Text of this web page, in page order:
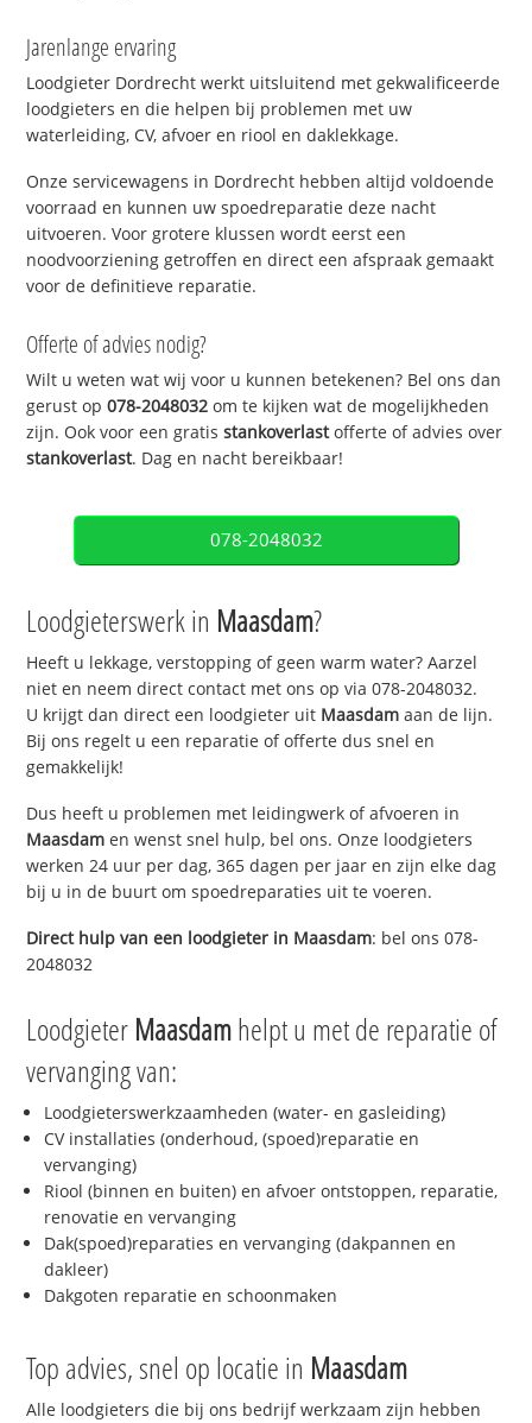
Jarenlange ervaring
Loodgieter Dordrecht werkt uitsluitend met gekwalificeerde
loodgieters en die helpen bij problemen met uw
waterleiding, CV, afvoer en riool en daklekkage.
Onze servicewagens in Dordrecht hebben altijd voldoende
voorraad en kunnen uw spoedreparatie deze nacht
uitvoeren. Voor grotere klussen wordt eerst een
noodvoorziening getroffen en direct een afspraak gemaakt
voor de definitieve reparatie.
Offerte of advies nodig?
Wilt u weten wat wij voor u kunnen betekenen? Bel ons dan
gerust op078-2048032 om te kijken wat de mogelijkheden
zijn. Ook voor een gratisstankoverlastofferte of advies over
stankoverlast. Dag en nacht bereikbaar!
078-2048032
Loodgieterswerk in Maasdam?
Heeft u lekkage, verstopping of geen warm water? Aarzel
niet en neem direct contact met ons op via 078-2048032.
U krijgt dan direct een loodgieter uit Maasdam aan de lijn.
Bij ons regelt u een reparatie of offerte dus snel en
gemakkelijk!
Dus heeft u problemen met leidingwerk of afvoeren in
Maasdam en wenst snel hulp, bel ons. Onze loodgieters
werken 24 uur per dag, 365 dagen per jaar en zijn elke dag
bij u in de buurt om spoedreparaties uit te voeren.
Direct hulp van een loodgieter in Maasdam: bel ons 078-
2048032
Loodgieter Maasdamhelpt u met de reparatie of
vervanging van:
Loodgieterswerkzaamheden (water- en gasleiding)
CV installaties (onderhoud, (spoed)reparatie en
vervanging)
Riool (binnen en buiten) en afvoer ontstoppen, reparatie,
renovatie en vervanging
Dak(spoed)reparaties en vervanging (dakpannen en
dakleer)
Dakgoten reparatie en schoonmaken
Top advies, snel op locatie in Maasdam
Alle loodgieters die bij ons bedrijf werkzaam zijn hebben